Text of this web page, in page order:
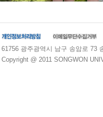
61756 광주광역시 남구 송암로 73
Copyright @ 2011 SONGWON